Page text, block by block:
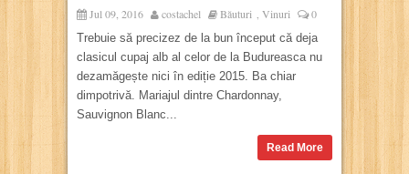
Jul 09, 2016 costachel Băuturi , Vinuri 0
Trebuie să precizez de la bun început că deja
clasicul cupaj alb al celor de la Budureasca nu
dezamăgește nici în ediție 2015. Ba chiar
dimpotrivă. Mariajul dintre Chardonnay,
Sauvignon Blanc...
Read More